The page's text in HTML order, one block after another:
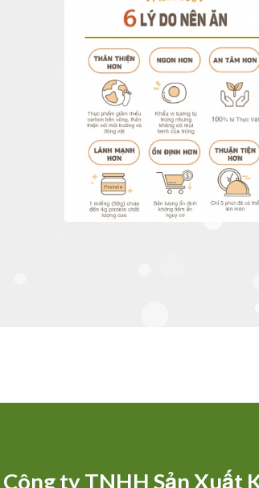
Công ty TNHH Sản Xuất